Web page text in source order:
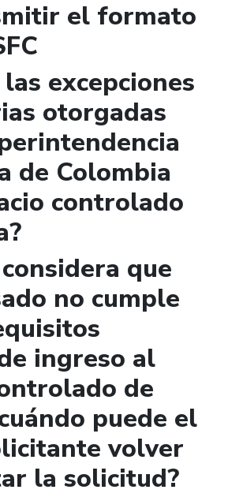
el formato
excepciones
otorgadas
de Colombia
controlado
que
no cumple
ingreso al
de
puede el
volver
la solicitud?